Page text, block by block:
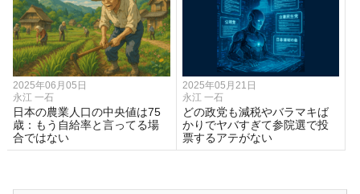
2025年06月05日
永江 一石
日本の農業人口の中央値は75
歳：もう自給率と言ってる場
合ではない
2025年05月21日
永江 一石
どの政党も減税やバラマキば
かりでヤバすぎて参院選で投
票するアテがない